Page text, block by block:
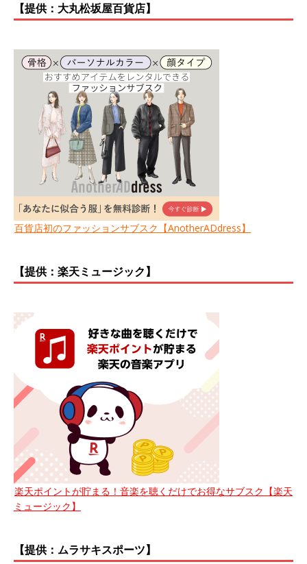
【提供：大丸松坂屋百貨店】
百貨店初のファッションサブスク【AnotherADdress】
【提供：楽天ミュージック】
楽天ポイントが貯まる！音楽を聴くだけでお得なサブスク【楽天
ミュージック】
【提供：ムラサキスポーツ】